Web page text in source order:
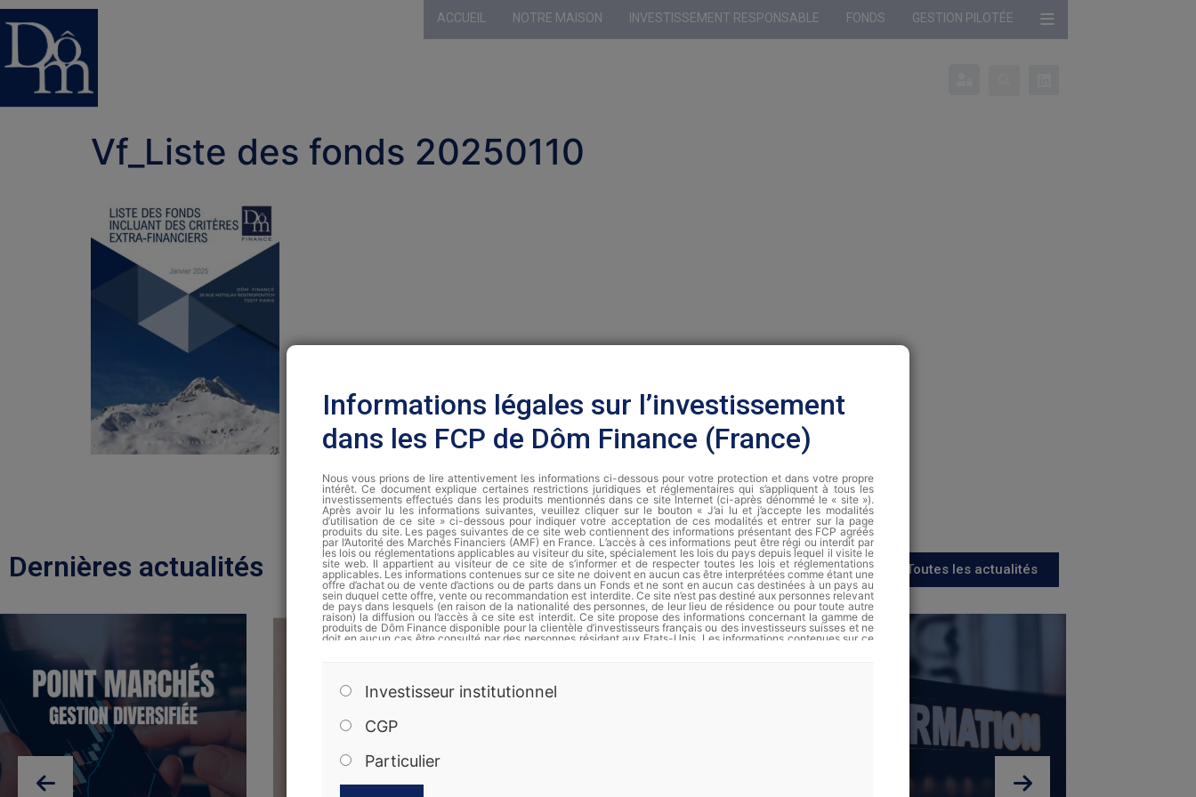
ACCUEIL NOTRE MAISON INVESTISSEMENT RESPONSABLE FONDS GESTION PILOTÉE
Vf_Liste des fonds 20250110
Dernières actualités Toutes les actualités
Informations légales sur l’investissement
dans les FCP de Dôm Finance (France)
Nous vous prions de lire attentivement les informations ci-dessous pour votre protection et dans votre propre
intérêt. Ce document explique certaines restrictions juridiques et réglementaires qui s’appliquent à tous les
investissements effectués dans les produits mentionnés dans ce site Internet (ci-après dénommé le « site »).
Après avoir lu les informations suivantes, veuillez cliquer sur le bouton « J’ai lu et j’accepte les modalités
d’utilisation de ce site » ci-dessous pour indiquer votre acceptation de ces modalités et entrer sur la page
produits du site. Les pages suivantes de ce site web contiennent des informations présentant des FCP agréés
par l’Autorité des Marchés Financiers (AMF) en France. L’accès à ces informations peut être régi ou interdit par
les lois ou réglementations applicables au visiteur du site, spécialement les lois du pays depuis lequel il visite le
site web. Il appartient au visiteur de ce site de s’informer et de respecter toutes les lois et réglementations
applicables. Les informations contenues sur ce site ne doivent en aucun cas être interprétées comme étant une
offre d’achat ou de vente d’actions ou de parts dans un Fonds et ne sont en aucun cas destinées à un pays au
sein duquel cette offre, vente ou recommandation est interdite. Ce site n’est pas destiné aux personnes relevant
de pays dans lesquels (en raison de la nationalité des personnes, de leur lieu de résidence ou pour toute autre
raison) la diffusion ou l’accès à ce site est interdit. Ce site propose des informations concernant la gamme de
produits de Dôm Finance disponible pour la clientèle d’investisseurs français ou des investisseurs suisses et ne
doit en aucun cas être consulté par des personnes résidant aux Etats-Unis. Les informations contenues sur ce
La note d’information complète et les documents d’informations périodiques de chaque FCP sont disponibles
auprès de Dôm Finance.
Les performances passées ne préjugent pas des rendements futurs. Les actions ne sont pas garanties et
peuvent donc perdre de la valeur, notamment en raison des fluctuations des marchés. Dôm Finance fournit
d’investissement. Toute souscription dans un compartiment doit se faire sur la base du prospectus actuellement
en vigueur et des documents périodiques disponibles sur la base GECO de l’Autorité des Marchés Financiers ou
Investisseur institutionnel
CGP
Particulier